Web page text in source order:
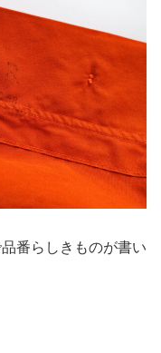
番らしきものが書い